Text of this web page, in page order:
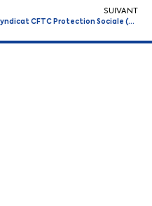
SUIVANT
Syndicat CFTC Protection Sociale (33-24-40-47-64)